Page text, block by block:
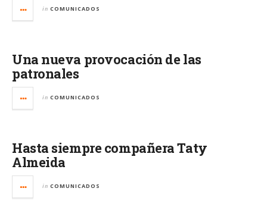
in COMUNICADOS
Una nueva provocación de las
patronales
in COMUNICADOS
Hasta siempre compañera Taty
Almeida
in COMUNICADOS